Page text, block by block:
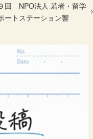
回 NPO法人 若者・留学
ートステーション響